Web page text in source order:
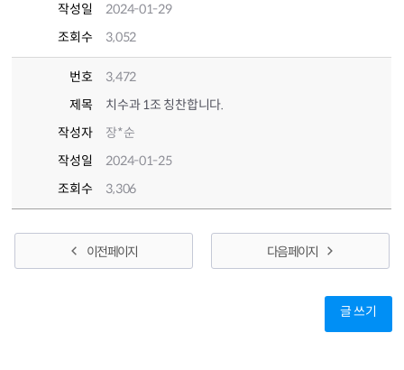
작성일
2024-01-29
조회수
3,052
번호
3,472
제목
치수과 1조 칭찬합니다.
작성자
장*순
작성일
2024-01-25
조회수
3,306
이전 페이지 다음 페이지
글 쓰기